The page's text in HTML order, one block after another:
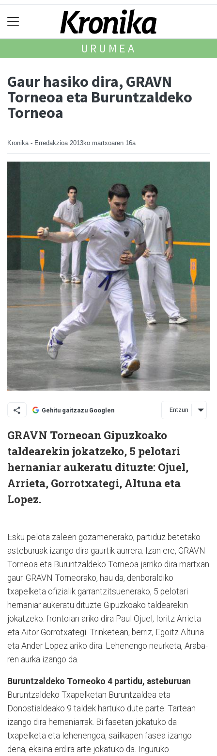
URUMEA
Gaur hasiko dira, GRAVN
Torneoa eta Buruntzaldeko
Torneoa
Kronika - Erredakzioa 2013ko martxoaren 16a
Gehitu gaitzazu Googlen Entzun
GRAVN Torneoan Gipuzkoako
taldearekin jokatzeko, 5 pelotari
hernaniar aukeratu dituzte: Ojuel,
Arrieta, Gorrotxategi, Altuna eta
Lopez.
Esku pelota zaleen gozamenerako, partiduz betetako
aste­buruak izango dira gaurtik aurrera. Izan ere, GRAVN
Tor­neoa eta Buruntzaldeko Tor­neoa jarriko dira martxan
gaur. GRAVN Torneorako, hau da, denboraldiko
txapelketa ofizialik garrantzitsuenerako, 5 pelotari
hernaniar aukeratu dituzte Gipuzkoako taldearekin
jokatzeko: frontoian ariko dira Paul Ojuel, Ioritz Arrieta
eta Aitor Gorrotxa­tegi. Trin­ketean, berriz, Egoitz Altuna
eta Ander Lopez ariko dira. Lehenengo neurketa, Araba­
ren aurka izango da.
Buruntzaldeko Torneoko 4 partidu, asteburuan
Buruntzaldeko Txapelketan Buruntzaldea eta
Donostial­dea­ko 9 taldek hartuko dute parte. Tartean
izango dira hernaniarrak. Bi fasetan jokatuko da
txapelketa eta lehenengoa, sailkapen fasea izango
dena, ekaina erdira arte jokatuko da. Inguruko